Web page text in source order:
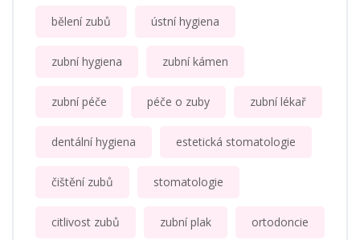
bělení zubů ústní hygiena
zubní hygiena zubní kámen
zubní péče péče o zuby zubní lékař
dentální hygiena estetická stomatologie
čištění zubů stomatologie
citlivost zubů zubní plak ortodoncie